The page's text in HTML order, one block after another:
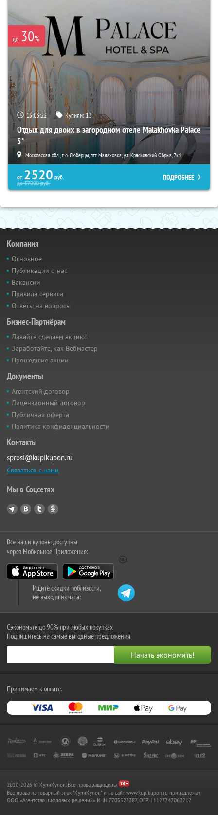
до 30%
15:03:21 Купили:13
Отдых для двоих в загородном отеле Malakhovka Palace
5*
Московская обл., г. о. Люберцы, пгт Малаховка, ул. Красковский Обрыв, 7к1
от 2520 руб.
до57000руб.
ПОДРОБНЕЕ
Компания
Основное
Публикации о нас
Вакансии
Правила сервиса
Ответы на вопросы
Бизнес-Партнёрам
Давайте сделаем акцию!
Заработайте, как Вебмастер
Прошедшие акции
Документы
Агентский договор
Лицензионный договор
Публичная оферта
Политика конфиденциальности
Контакты
sprosi@kupikupon.ru
Связаться с нами
Мы в Соцсетях
Все наши купоны доступны
через Мобильное Приложение:
Ищите скидки поблизости,
не выходя из чата:
Сэкономьте до 90% при любых покупках
Подпишитесь на самые выгодные предложения
Принимаем к оплате:
2010-2026 © КупиКупон. Все права защищены.
Все права на товарный знак "КупиКупон" и на сайт www.kupikupon.ru принадлежат
OOO «Агентство цифровых решений» ИНН 7705523387, ОГРН 1127747063212